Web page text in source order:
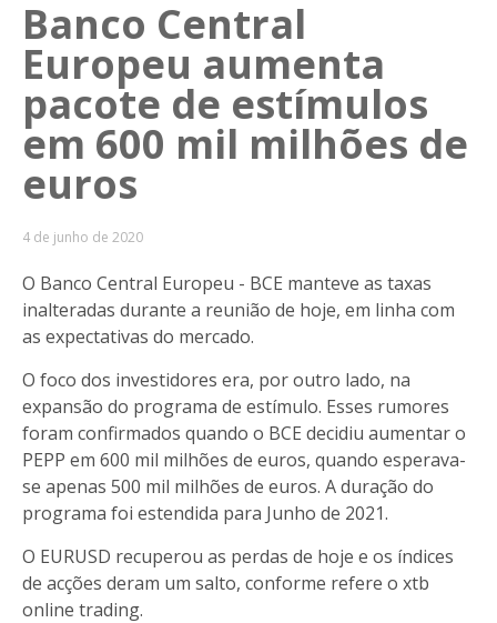
Banco Central
Europeu aumenta
pacote de estímulos
em 600 mil milhões de
euros
4 de junho de 2020
O Banco Central Europeu - BCE manteve as taxas
inalteradas durante a reunião de hoje, em linha com
as expectativas do mercado.
O foco dos investidores era, por outro lado, na
expansão do programa de estímulo. Esses rumores
foram confirmados quando o BCE decidiu aumentar o
PEPP em 600 mil milhões de euros, quando esperava-
se apenas 500 mil milhões de euros. A duração do
programa foi estendida para Junho de 2021.
O EURUSD recuperou as perdas de hoje e os índices
de acções deram um salto, conforme refere o xtb
online trading.